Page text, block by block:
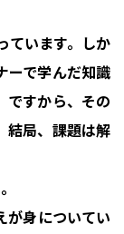
ています。しか
ーで学んだ知識
ですから、その
結局、課題は解
が身についてい